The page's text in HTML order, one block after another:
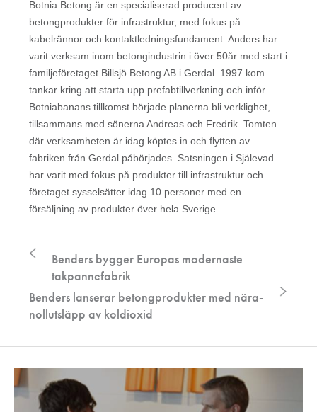
Botnia Betong är en specialiserad producent av
betongprodukter för infrastruktur, med fokus på
kabelrännor och kontaktledningsfundament. Anders har
varit verksam inom betongindustrin i över 50år med start i
familjeföretaget Billsjö Betong AB i Gerdal. 1997 kom
tankar kring att starta upp prefabtillverkning och inför
Botniabanans tillkomst började planerna bli verklighet,
tillsammans med sönerna Andreas och Fredrik. Tomten
där verksamheten är idag köptes in och flytten av
fabriken från Gerdal påbörjades. Satsningen i Själevad
har varit med fokus på produkter till infrastruktur och
företaget sysselsätter idag 10 personer med en
försäljning av produkter över hela Sverige.
Benders bygger Europas modernaste
takpannefabrik
Benders lanserar betongprodukter med nära-
nollutsläpp av koldioxid